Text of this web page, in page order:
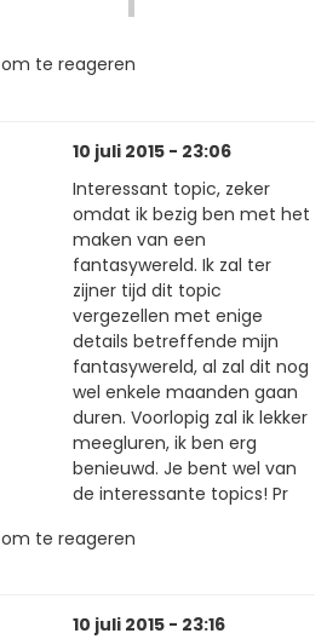
om te reageren
10 juli 2015 - 23:06
Interessant topic, zeker
omdat ik bezig ben met het
maken van een
fantasywereld. Ik zal ter
zijner tijd dit topic
vergezellen met enige
details betreffende mijn
fantasywereld, al zal dit nog
wel enkele maanden gaan
duren. Voorlopig zal ik lekker
meegluren, ik ben erg
benieuwd. Je bent wel van
de interessante topics! Pr
om te reageren
10 juli 2015 - 23:16